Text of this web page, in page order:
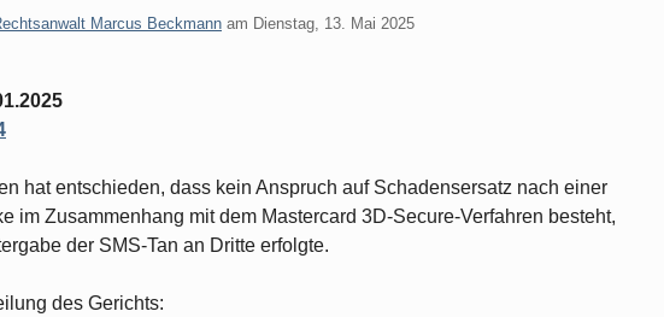
Marcus Beckmann am Dienstag, 13. Mai 2025
hat entschieden, dass kein Anspruch auf Schadensersatz nach einer
im Zusammenhang mit dem Mastercard 3D-Secure-Verfahren besteht,
der SMS-Tan an Dritte erfolgte.
des Gerichts: